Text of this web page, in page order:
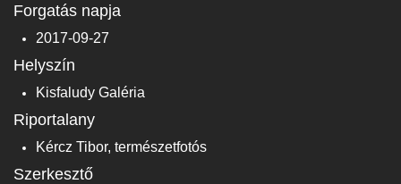
Forgatás napja
2017-09-27
Helyszín
Kisfaludy Galéria
Riportalany
Kércz Tibor, természetfotós
Szerkesztő